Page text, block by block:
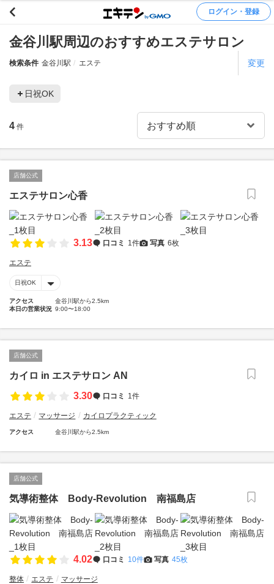
ログイン・登録
金谷川駅周辺のおすすめエステサロン
検索条件 金谷川駅 エステ 変更
日祝OK
4 件
店舗公式
エステサロン心香
3.13 口コミ 1件 写真 6枚
エステ
日祝OK
アクセス
金谷川駅から2.5km
本日の営業状況 9:00〜18:00
店舗公式
カイロ in エステサロン AN
3.30
口コミ 1件
エステ マッサージ カイロプラクティック
アクセス 金谷川駅から2.5km
店舗公式
気導術整体 Body-Revolution 南福島店
4.02 口コミ 10件 写真 45枚
整体 エステ マッサージ